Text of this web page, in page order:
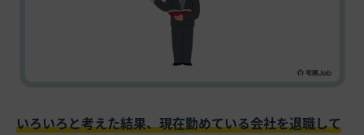
いろいろと考えた結果、現在勤めている会社を退職して